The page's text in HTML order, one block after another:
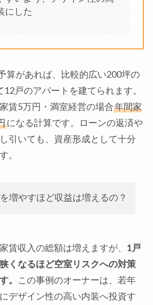
にした
算があれば、比較的広い200坪の
12戸のアパートを建てられます。
賃5万円・満室経営の場合年間家
になる計算です。ローンの返済や
引いても、資産形成として十分
。
増やすほど収益は増えるの？
賃収入の総額は増えますが、 1戸
くなるほど空室リスクへの対策
。
この事例のオーナーは、若年
デザイン性の高い内装へ投資す